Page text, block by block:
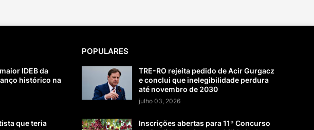
IDEB da
histórico na
que teria
POPULARES
TRE-RO rejeita pedido de Acir Gurgacz
e conclui que inelegibilidade perdura
até novembro de 2030
julho 03, 2026
Inscrições abertas para 11º Concurso